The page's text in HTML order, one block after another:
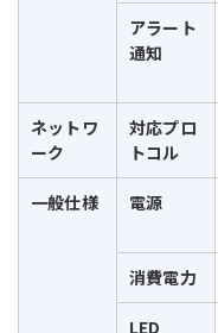
アラート
通知
ネットワ
ーク
対応プロ
トコル
一般仕様 電源
消費電力
LED